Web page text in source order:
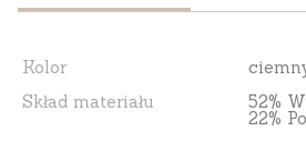
Kolor
Skład materiału
52%
22%